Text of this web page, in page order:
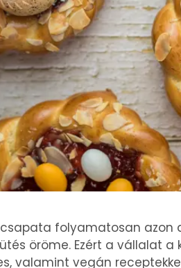
folyamatosan azon
öröme. Ezért a vállalat
valamint vegán